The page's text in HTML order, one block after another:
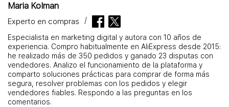
Maria Kolman
Experto en compras
Especialista en marketing digital y autora con 10 años de
experiencia. Compro habitualmente en AliExpress desde 2015:
he realizado más de 350 pedidos y ganado 23 disputas con
vendedores. Analizo el funcionamiento de la plataforma y
comparto soluciones prácticas para comprar de forma más
segura, resolver problemas con los pedidos y elegir
vendedores fiables. Respondo a las preguntas en los
comentarios.